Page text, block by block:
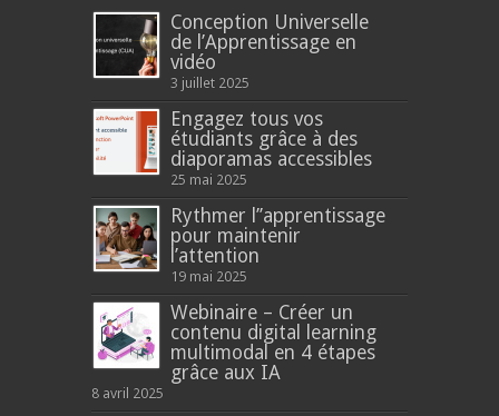
Conception Universelle
de l’Apprentissage en
vidéo
3 juillet 2025
Engagez tous vos
étudiants grâce à des
diaporamas accessibles
25 mai 2025
Rythmer l’’apprentissage
pour maintenir
l’attention
19 mai 2025
Webinaire – Créer un
contenu digital learning
multimodal en 4 étapes
grâce aux IA
8 avril 2025